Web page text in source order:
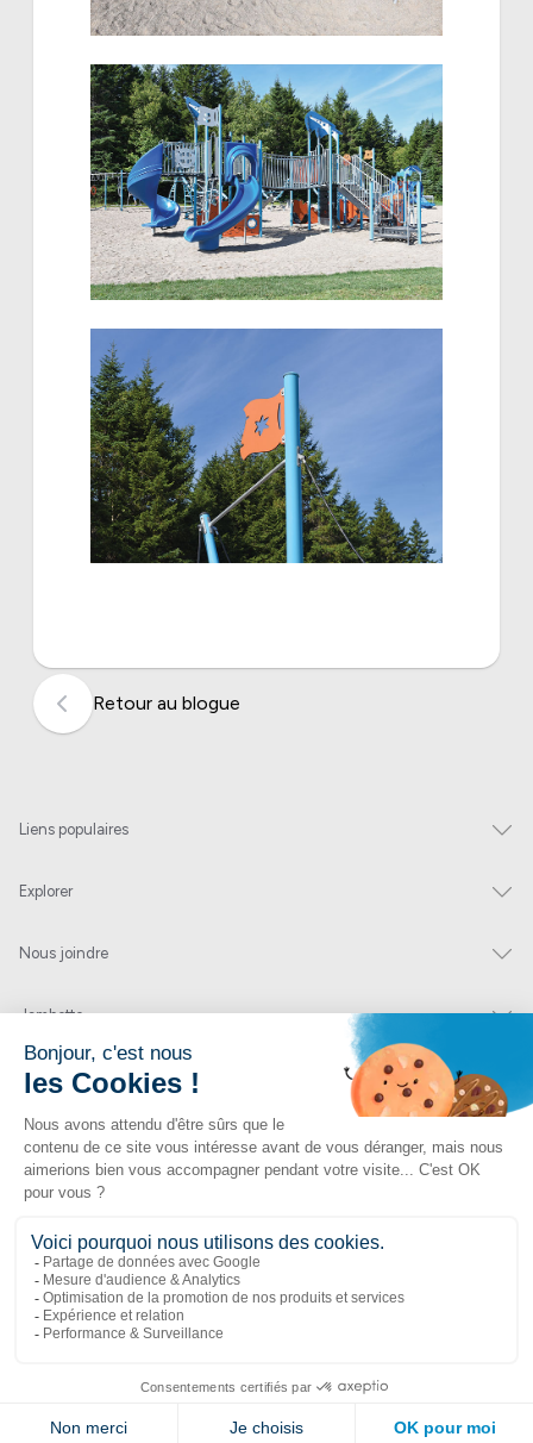
Retour au blogue
Liens populaires
Explorer
Nous joindre
Jambette
Inscrivez-vous à notre infolettre
Envoyer
En cliquant sur « envoyer » vous nous autorisez à vous envoyer quelques fois par
1 877 363-2687 • jambette@jambette.com
Protection des renseignements personnels